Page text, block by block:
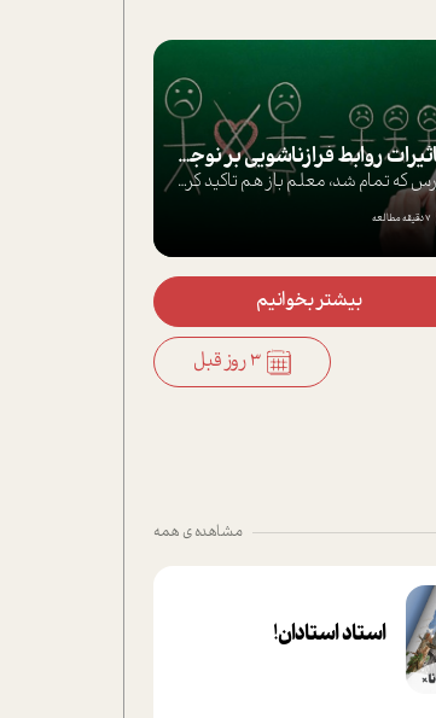
تاثيرات روابط فرا‌زناشويي بر نوجوانان
درس كه تمام شد، معلم باز هم تاکید کرد که...
بیشتر بخوانیم
موفق‌ها چگونه‌اند؟
یک در هزار!آدم ها وقتی توجه
6 دقیقه مطالعه
مشاهده ی همه
استاد استادان!